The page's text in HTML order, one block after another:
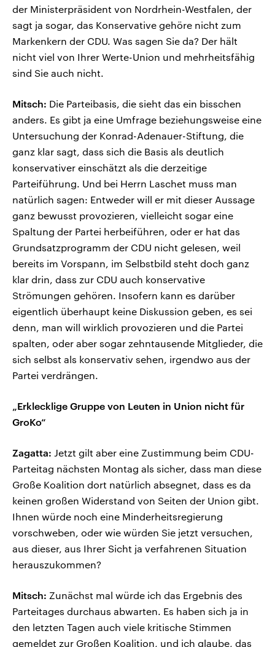
der Ministerpräsident von Nordrhein-Westfalen, der
sagt ja sogar, das Konservative gehöre nicht zum
Markenkern der CDU. Was sagen Sie da? Der hält
nicht viel von Ihrer Werte-Union und mehrheitsfähig
sind Sie auch nicht.
Mitsch: Die Parteibasis, die sieht das ein bisschen
anders. Es gibt ja eine Umfrage beziehungsweise eine
Untersuchung der Konrad-Adenauer-Stiftung, die
ganz klar sagt, dass sich die Basis als deutlich
konservativer einschätzt als die derzeitige
Parteiführung. Und bei Herrn Laschet muss man
natürlich sagen: Entweder will er mit dieser Aussage
ganz bewusst provozieren, vielleicht sogar eine
Spaltung der Partei herbeiführen, oder er hat das
Grundsatzprogramm der CDU nicht gelesen, weil
bereits im Vorspann, im Selbstbild steht doch ganz
klar drin, dass zur CDU auch konservative
Strömungen gehören. Insofern kann es darüber
eigentlich überhaupt keine Diskussion geben, es sei
denn, man will wirklich provozieren und die Partei
spalten, oder aber sogar zehntausende Mitglieder, die
sich selbst als konservativ sehen, irgendwo aus der
Partei verdrängen.
„Erklecklige Gruppe von Leuten in Union nicht für
GroKo“
Zagatta: Jetzt gilt aber eine Zustimmung beim CDU-
Parteitag nächsten Montag als sicher, dass man diese
Große Koalition dort natürlich absegnet, dass es da
keinen großen Widerstand von Seiten der Union gibt.
Ihnen würde noch eine Minderheitsregierung
vorschweben, oder wie würden Sie jetzt versuchen,
aus dieser, aus Ihrer Sicht ja verfahrenen Situation
herauszukommen?
Mitsch: Zunächst mal würde ich das Ergebnis des
Parteitages durchaus abwarten. Es haben sich ja in
den letzten Tagen auch viele kritische Stimmen
gemeldet zur Großen Koalition, und ich glaube, das